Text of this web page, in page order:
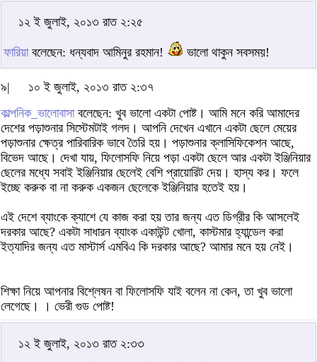
১২ ই জুলাই, ২০১৩ রাত ২:২৫
ফারিয়াবলেছেন: ধন্যবাদ আমিনুর রহমান! ভালো থাকুন সবসময়!
৯|
১০ ই জুলাই, ২০১৩ রাত ২:৩৭
কাল্পনিক_ভালোবাসাবলেছেন: খুব ভালো একটা পোষ্ট। আমি মনে করি আমাদের
দেশের পড়াশুনার সিস্টেমটাই গলদ। আপনি দেখেন এখানে একটা ছেলে মেয়ের
পড়াশুনার ক্ষেত্র পারিবারিক ভাবে তৈরি হয়। পড়াশুনার ক্লাসিফিকেশন আছে,
বিভেদ আছে। দেখা যায়, ফিলোসফি নিয়ে পড়া একটা ছেলে আর একটা ইঞ্জিনিয়ার
ছেলের মধ্যে সবাই ইঞ্জিনিয়ার ছেলেই বেশি প্রায়োরিট দেয়। হাস্য কর। ফলে
ইচ্ছে করুক বা না করুক একজন ছেলেকে ইঞ্জিনিয়ার হতেই হয়।
এই দেশে ব্যাংকে ক্যাশে যে কাজ করা হয় তার জন্য এত ডিগ্রীর কি আসলেই
দরকার আছে? একটা সাধারন ব্যাংক একাউন্ট খোলা, কাস্টমার হ্যান্ডেল করা
ইত্যাদির জন্য এত মাস্টার্স এমবিএ কি দরকার আছে? আমার মনে হয় নেই।
শিক্ষা নিয়ে আপনার বিশ্লেষন বা ফিলোসফি যাই বলেন না কেন, তা খুব ভালো
লেগেছে। । ভেরী গুড পোষ্ট!
১২ ই জুলাই, ২০১৩ রাত ২:৩৩